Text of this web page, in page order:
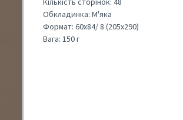
Обкладинка: М'яка
Формат: 60х84/ 8 (205х290)
Вага: 150 г